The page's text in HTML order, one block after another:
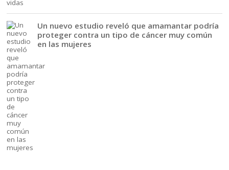
Un nuevo estudio reveló que amamantar podría
proteger contra un tipo de cáncer muy común
en las mujeres